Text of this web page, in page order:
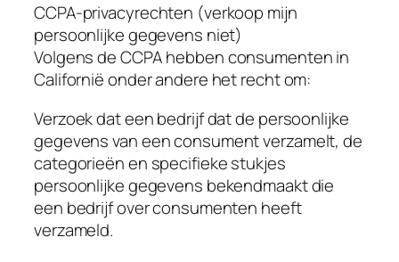
CCPA-privacyrechten (verkoop mijn
persoonlijke gegevens niet)
Volgens de CCPA hebben consumenten in
Californië onder andere het recht om:
Verzoek dat een bedrijf dat de persoonlijke
gegevens van een consument verzamelt, de
categorieën en specifieke stukjes
persoonlijke gegevens bekendmaakt die
een bedrijf over consumenten heeft
verzameld.